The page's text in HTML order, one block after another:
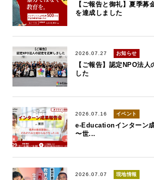
【ご報告と御礼】夏季募
を達成しました
2026.07.27 お知らせ
【ご報告】認定NPO法人
した
2026.07.16 イベント
e-Educationインターン
〜世...
2026.07.07 現地情報